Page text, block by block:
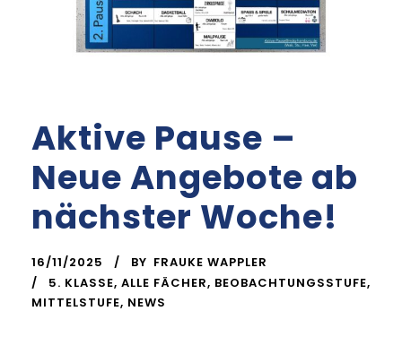
Aktive Pause –
Neue Angebote ab
nächster Woche!
16/11/2025 BY FRAUKE WAPPLER
5. KLASSE, ALLE FÄCHER, BEOBACHTUNGSSTUFE,
MITTELSTUFE, NEWS